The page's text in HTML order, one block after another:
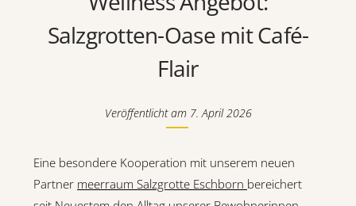
Salzgrotten-Oase mit Café-
Flair
Veröffentlicht am 7. April 2026
Eine besondere Kooperation mit unserem neuen
Partner meerraum Salzgrotte Eschborn bereichert